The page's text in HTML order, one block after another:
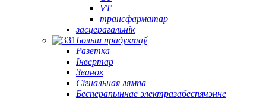
VT
трансфарматар
засцерагальнік
Больш прадуктаў
Разетка
Інвертар
Званок
Сігнальная лямпа
Бесперапыннае электразабеспячэнне